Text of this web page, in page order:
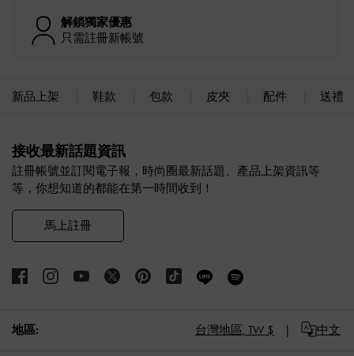
解鎖獨家優惠
只需註冊新帳號
新品上架 鞋款 包款 皮夾 配件 送禮
接收最新話題資訊
註冊帳號並訂閱電子報，時尚圈最新話題、產品上架資訊等
等，你想知道的都能在第一時間收到！
馬上註冊
地區: 台灣地區, TW $ 中文